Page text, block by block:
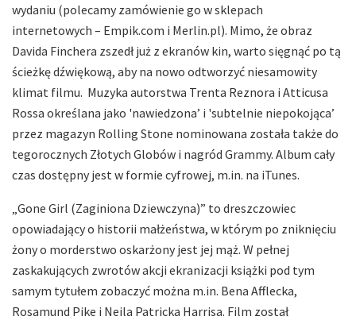
wydaniu (polecamy zamówienie go w sklepach
internetowych – Empik.com i Merlin.pl). Mimo, że obraz
Davida Finchera zszedł już z ekranów kin, warto sięgnąć po tą
ścieżkę dźwiękową, aby na nowo odtworzyć niesamowity
klimat filmu. Muzyka autorstwa Trenta Reznora i Atticusa
Rossa określana jako 'nawiedzona’ i 'subtelnie niepokojąca’
przez magazyn Rolling Stone nominowana została także do
tegorocznych Złotych Globów i nagród Grammy. Album cały
czas dostępny jest w formie cyfrowej, m.in. na iTunes.
„Gone Girl (Zaginiona Dziewczyna)” to dreszczowiec
opowiadający o historii małżeństwa, w którym po zniknięciu
żony o morderstwo oskarżony jest jej mąż. W pełnej
zaskakujących zwrotów akcji ekranizacji książki pod tym
samym tytułem zobaczyć można m.in. Bena Afflecka,
Rosamund Pike i Neila Patricka Harrisa. Film został